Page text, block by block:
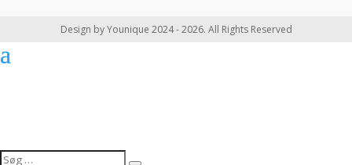
Design by Younique 2024 - 2026. All Rights Reserved